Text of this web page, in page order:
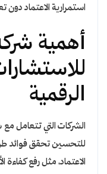
استمرارية الاعتماد دون
أهمية
الرقمية
للتحسين تحقق فوائد
الاعتماد، مثل رفع كفاءة